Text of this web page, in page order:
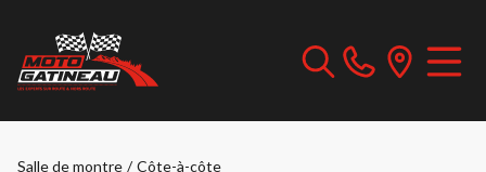
Salle de montre / Côte-à-côte